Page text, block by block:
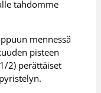
tahdomme
mennessä
pisteen
2) perättäiset